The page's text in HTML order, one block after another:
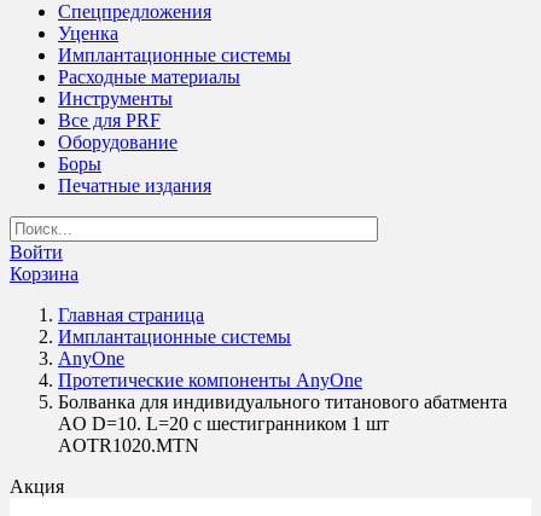
Спецпредложения
Уценка
Имплантационные системы
Расходные материалы
Инструменты
Все для PRF
Оборудование
Боры
Печатные издания
Войти
Корзина
Главная страница
Имплантационные системы
AnyOne
Протетические компоненты AnyOne
Болванка для индивидуального титанового абатмента
AO D=10. L=20 c шестигранником 1 шт
AOTR1020.MTN
Акция